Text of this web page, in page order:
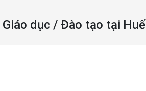
dục / Đào tạo tại Huế